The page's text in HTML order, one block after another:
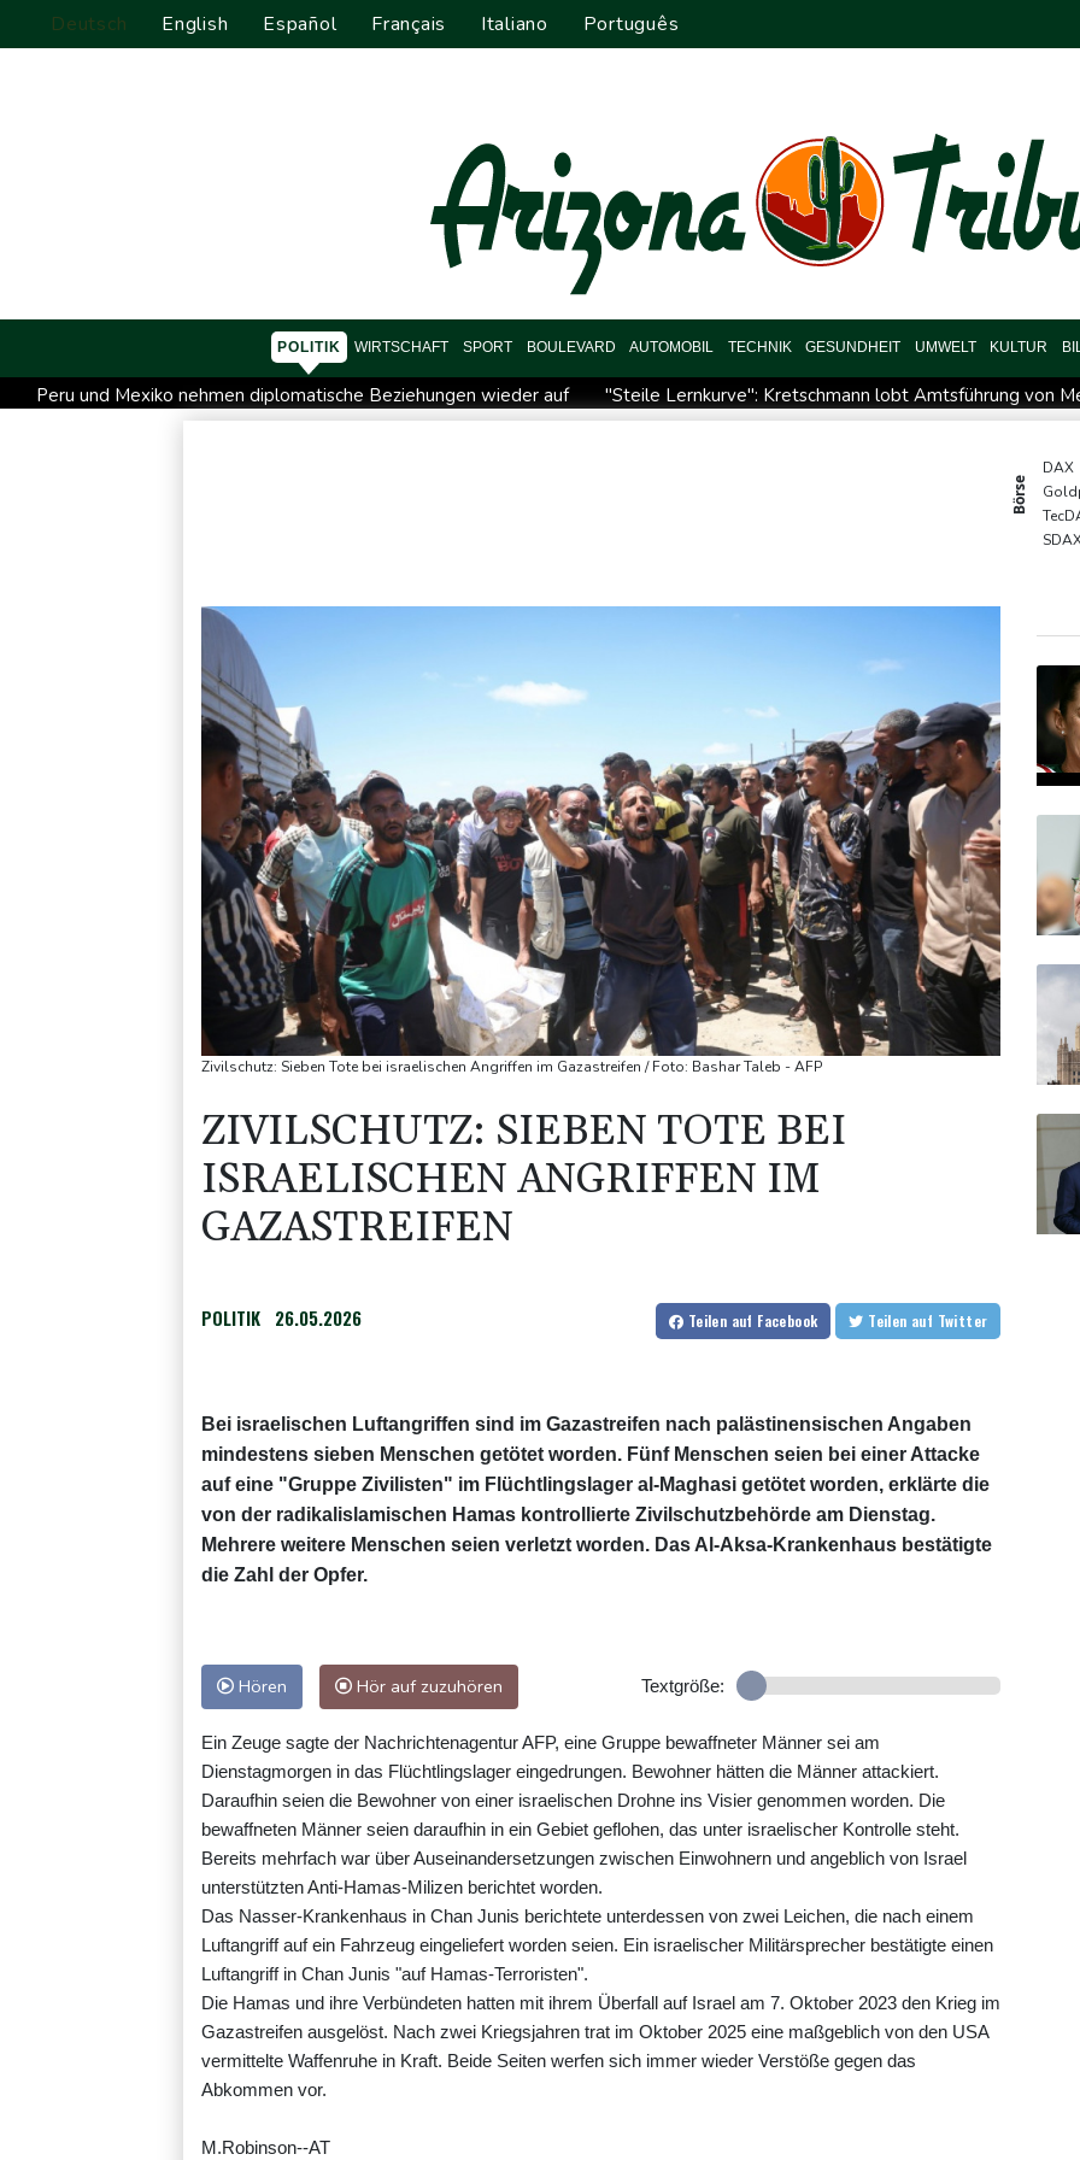
Deutsch English Español Français Italiano Português
POLITIK WIRTSCHAFT SPORT BOULEVARD AUTOMOBIL TECHNIK GESUNDHEIT UMWELT KULTUR
Peru und Mexiko nehmen diplomatische Beziehungen wieder auf "Steile Lernkurve": Kretschmann lobt Amtsführung von
Sicherheitskreise vermuten russische
Nationaler Sicherheitsrat mit Merz tagt zu
Börse
DAX
Zivilschutz: Sieben Tote bei israelischen Angriffen im Gazastreifen / Foto: Bashar Taleb - AFP
ZIVILSCHUTZ: SIEBEN TOTE BEI
ISRAELISCHEN ANGRIFFEN IM
GAZASTREIFEN
POLITIK 26.05.2026 Teilen auf Facebook Teilen auf Twitter
Bei israelischen Luftangriffen sind im Gazastreifen nach palästinensischen Angaben
mindestens sieben Menschen getötet worden. Fünf Menschen seien bei einer Attacke
auf eine "Gruppe Zivilisten" im Flüchtlingslager al-Maghasi getötet worden, erklärte die
von der radikalislamischen Hamas kontrollierte Zivilschutzbehörde am Dienstag.
Mehrere weitere Menschen seien verletzt worden. Das Al-Aksa-Krankenhaus bestätigte
die Zahl der Opfer.
Hören Hör auf zuzuhören Textgröße:
Ein Zeuge sagte der Nachrichtenagentur AFP, eine Gruppe bewaffneter Männer sei am
Dienstagmorgen in das Flüchtlingslager eingedrungen. Bewohner hätten die Männer attackiert.
Daraufhin seien die Bewohner von einer israelischen Drohne ins Visier genommen worden. Die
bewaffneten Männer seien daraufhin in ein Gebiet geflohen, das unter israelischer Kontrolle steht.
Bereits mehrfach war über Auseinandersetzungen zwischen Einwohnern und angeblich von Israel
unterstützten Anti-Hamas-Milizen berichtet worden.
Das Nasser-Krankenhaus in Chan Junis berichtete unterdessen von zwei Leichen, die nach einem
Luftangriff auf ein Fahrzeug eingeliefert worden seien. Ein israelischer Militärsprecher bestätigte einen
Luftangriff in Chan Junis "auf Hamas-Terroristen".
Die Hamas und ihre Verbündeten hatten mit ihrem Überfall auf Israel am 7. Oktober 2023 den Krieg im
Gazastreifen ausgelöst. Nach zwei Kriegsjahren trat im Oktober 2025 eine maßgeblich von den USA
vermittelte Waffenruhe in Kraft. Beide Seiten werfen sich immer wieder Verstöße gegen das
Abkommen vor.
M.Robinson--AT